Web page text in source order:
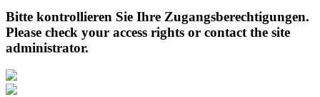
Bitte kontrollieren Sie Ihre Zugangsberechtigungen.
Please check your access rights or contact the site
administrator.